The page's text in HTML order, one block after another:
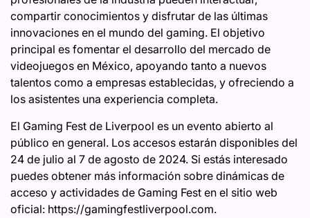
compartir conocimientos y disfrutar de las últimas
innovaciones en el mundo del gaming. El objetivo
principal es fomentar el desarrollo del mercado de
videojuegos en México, apoyando tanto a nuevos
talentos como a empresas establecidas, y ofreciendo a
los asistentes una experiencia completa.
El Gaming Fest de Liverpool es un evento abierto al
público en general. Los accesos estarán disponibles del
24 de julio al 7 de agosto de 2024. Si estás interesado
puedes obtener más información sobre dinámicas de
acceso y actividades de Gaming Fest en el sitio web
oficial: https://gamingfestliverpool.com.